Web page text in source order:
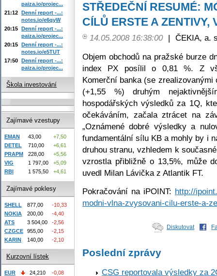
STŘEDEČNÍ RESUMÉ:
CÍLŮ ERSTE A
14.05.2008 16:38:00 | ČEKIA, a.
Objem obchodů na pražské burze
index PX posílil o 0,81 %. Z
Komerční banka (se
(+1,55 %) druhým
hospodářských výsledků za 1Q,
očekáváním, začala ztrácet na
„Oznámené dobré výsledky a
fundamentální sílu KB a mohly by i
druhou stranu, vzhledem k
vzrostla přibližně o 13,5%, může
uvedl Milan Lávička z Atlantik FT.
Pokračování na iPOINT: http://
modni-vlna-zvysovani-cilu-erste-a-
Diskutovat
Poslední zprávy
CSG reportovala výsledky za
paiza.io/projec...
21:12 Denní report -...:
notes.io/e6qyW
20:15 Denní report -...:
paiza.io/projec...
20:15 Denní report -...:
notes.io/e5TUT
17:50 Denní report -...:
paiza.io/projec...
Škola investování
Zajímavé vzestupy
EMAN 43,00
+7,50
DETEL
710,00
+6,61
PRAPM
228,00
+5,56
VIG
1 797,00
+5,09
RBI
1 575,50 +4,61
Zajímavé poklesy
SHELL 877,00
-10,33
NOKIA
200,00
-4,40
ATS
3 504,00
-2,56
CZGCE
955,00
-2,15
KARIN
140,00 -2,10
Kurzovní lístek
EUR 24,210
-0,08